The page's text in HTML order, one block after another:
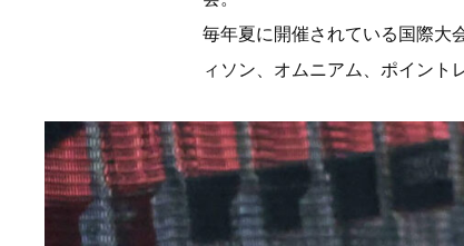
毎年夏に開催されている国際大
ィソン、オムニアム、ポイント